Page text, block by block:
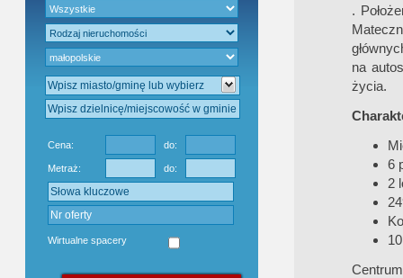
Cena: do:
Metraż: do:
Wirtualne spacery
.
na
życia.
6
2